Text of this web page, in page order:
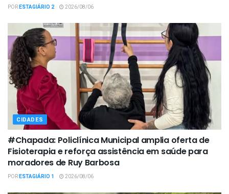
PORESTAGIÁRIO 2 2026/08/06
CIDADES
#Chapada: Policlínica Municipal amplia oferta de
Fisioterapia e reforça assistência em saúde para
moradores de Ruy Barbosa
PORESTAGIÁRIO 1 2026/08/06